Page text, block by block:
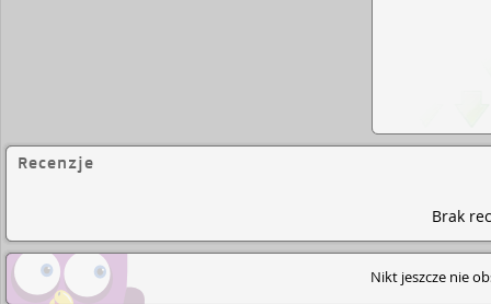
Recenzje
Brak
Nikt jeszcze nie